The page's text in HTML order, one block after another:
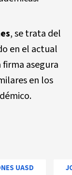
, se trata del
en el actual
asegura
en los
UASD